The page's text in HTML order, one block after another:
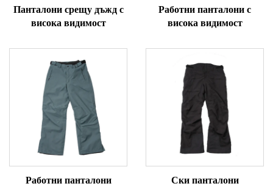
Панталони срещу дъжд с
висока видимост
Работни панталони с
висока видимост
Работни панталони Ски панталони